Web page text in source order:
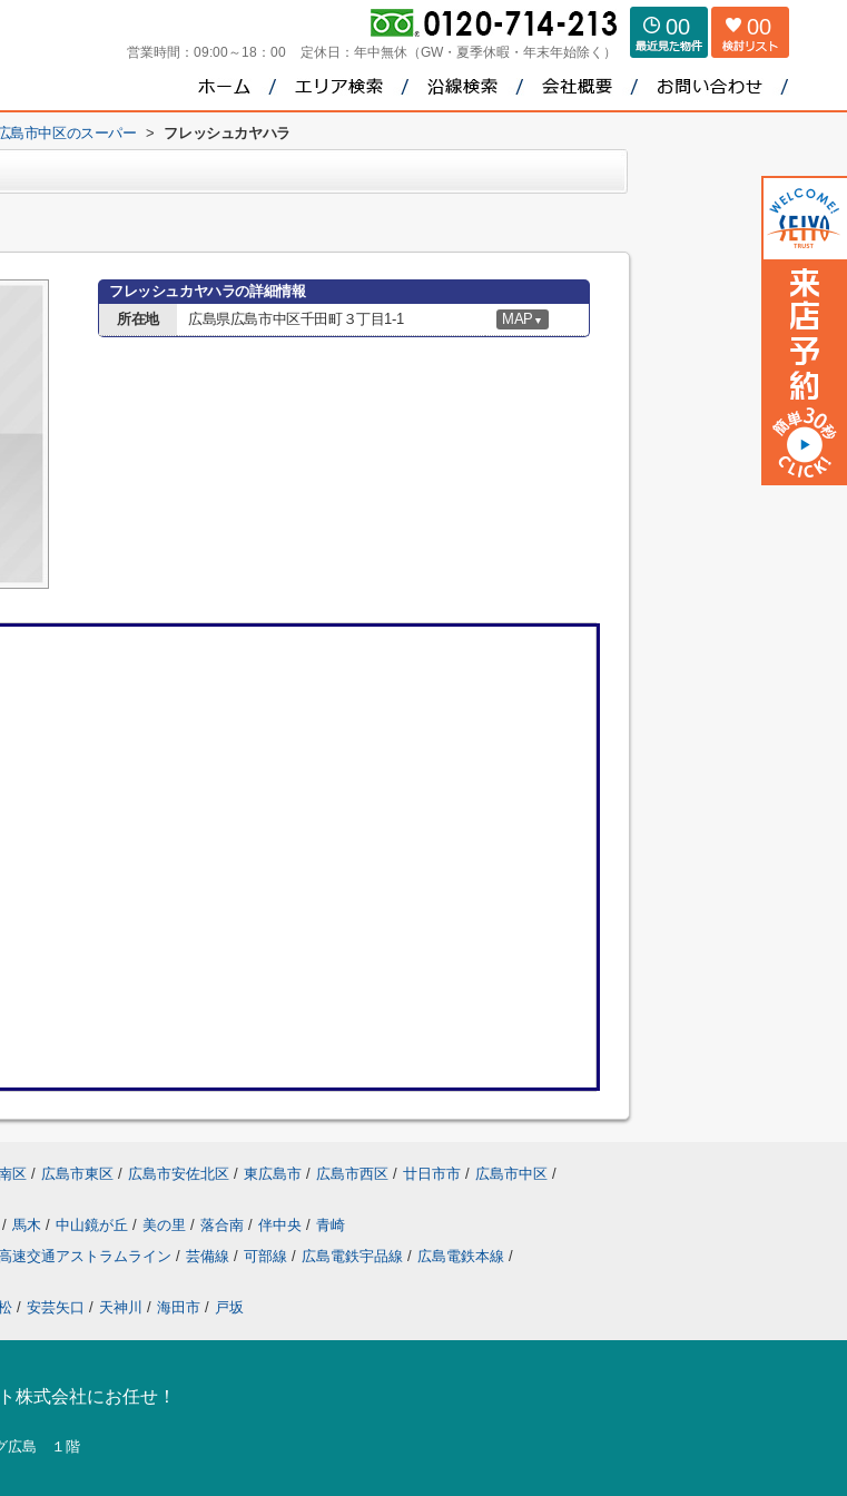
営業時間： 09:00～18：00 定休日： 年中無休（GW・夏季休暇・年末年始除く）
00 00
島市中区のスーパー > フレッシュカヤハラ
フレッシュカヤハラの詳細情報
所在地
広島県広島市中区千田町３丁目1-1 MAP ▼
区 / 広島市東区 / 広島市安佐北区 / 東広島市 / 広島市西区 / 廿日市市 / 広島市中区 /
/ 馬木 / 中山鏡が丘 / 美の里 / 落合南 / 伴中央 / 青崎
速交通アストラムライン / 芸備線 / 可部線 / 広島電鉄宇品線 / 広島電鉄本線 /
/ 安芸矢口 / 天神川 / 海田市 / 戸坂
株式会社にお任せ！
広島 １階